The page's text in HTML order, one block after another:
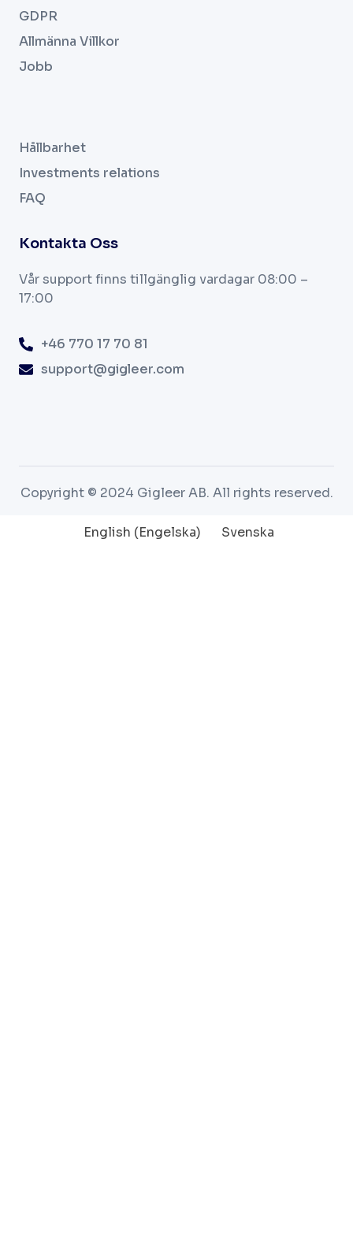
GDPR
Allmänna Villkor
Jobb
Hållbarhet
Investments relations
FAQ
Kontakta Oss
Vår support finns tillgänglig vardagar 08:00 –
17:00
+46 770 17 70 81
support@gigleer.com
Copyright © 2024 Gigleer AB. All rights reserved.
English (Engelska) Svenska